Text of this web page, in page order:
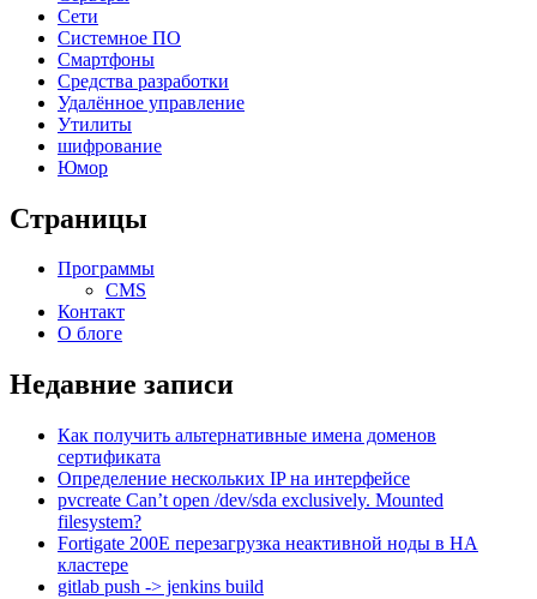
Сети
Системное ПО
Смартфоны
Средства разработки
Удалённое управление
Утилиты
шифрование
Юмор
Страницы
Программы
CMS
Контакт
О блоге
Недавние записи
Как получить альтернативные имена доменов
сертификата
Определение нескольких IP на интерфейсе
pvcreate Can’t open /dev/sda exclusively. Mounted
filesystem?
Fortigate 200E перезагрузка неактивной ноды в HA
кластере
gitlab push -> jenkins build